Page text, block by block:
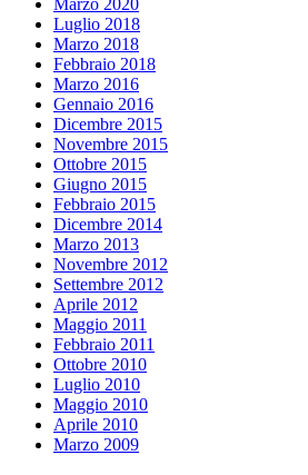
Marzo 2020
Luglio 2018
Marzo 2018
Febbraio 2018
Marzo 2016
Gennaio 2016
Dicembre 2015
Novembre 2015
Ottobre 2015
Giugno 2015
Febbraio 2015
Dicembre 2014
Marzo 2013
Novembre 2012
Settembre 2012
Aprile 2012
Maggio 2011
Febbraio 2011
Ottobre 2010
Luglio 2010
Maggio 2010
Aprile 2010
Marzo 2009